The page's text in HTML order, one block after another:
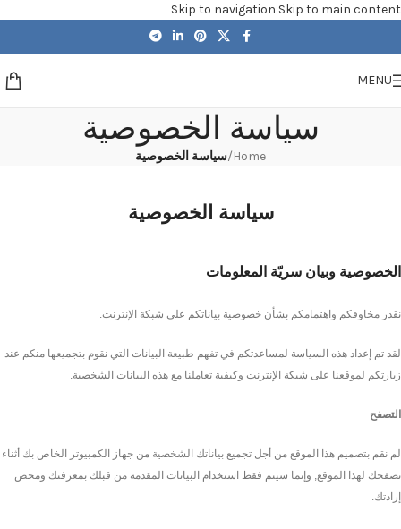
Skip to navigation Skip to main content
MENU
سياسة الخصوصية
Home
/سياسة الخصوصية
سياسة الخصوصية
الخصوصية وبيان سريّة المعلومات
نقدر مخاوفكم واهتمامكم بشأن خصوصية بياناتكم على شبكة الإنترنت.
لقد تم إعداد هذه السياسة لمساعدتكم في تفهم طبيعة البيانات التي نقوم بتجميعها منكم عند
زيارتكم لموقعنا على شبكة الإنترنت وكيفية تعاملنا مع هذه البيانات الشخصية.
التصفح
لم نقم بتصميم هذا الموقع من أجل تجميع بياناتك الشخصية من جهاز الكمبيوتر الخاص بك أثناء
تصفحك لهذا الموقع, وإنما سيتم فقط استخدام البيانات المقدمة من قبلك بمعرفتك ومحض
إرادتك.